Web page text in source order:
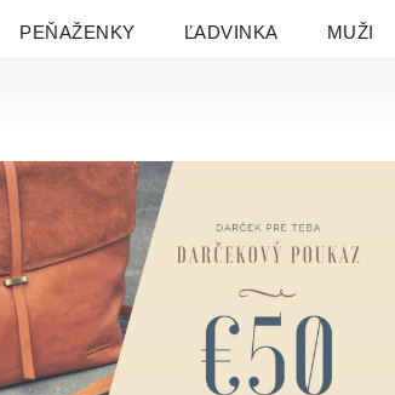
PEŇAŽENKY ĽADVINKA MUŽI